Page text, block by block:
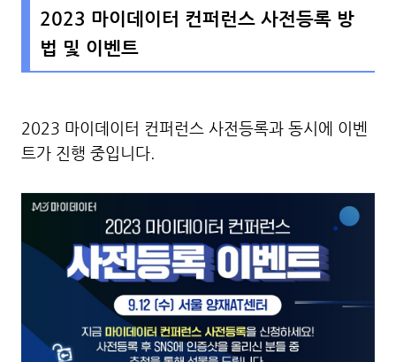
2023 마이데이터 컨퍼런스 사전등록 방
법 및 이벤트
2023 마이데이터 컨퍼런스 사전등록과 동시에 이벤
트가 진행 중입니다.